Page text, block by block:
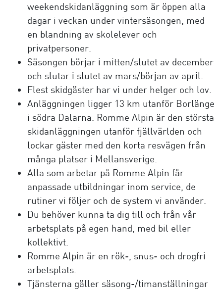
weekendskidanläggning som är öppen alla
dagar i veckan under vintersäsongen, med
en blandning av skolelever och
privatpersoner.
Säsongen börjar i mitten/slutet av december
och slutar i slutet av mars/början av april.
Flest skidgäster har vi under helger och lov.
Anläggningen ligger 13 km utanför Borlänge
i södra Dalarna. Romme Alpin är den största
skidanläggningen utanför fjällvärlden och
lockar gäster med den korta resvägen från
många platser i Mellansverige.
Alla som arbetar på Romme Alpin får
anpassade utbildningar inom service, de
rutiner vi följer och de system vi använder.
Du behöver kunna ta dig till och från vår
arbetsplats på egen hand, med bil eller
kollektivt.
Romme Alpin är en rök-, snus- och drogfri
arbetsplats.
Tjänsterna gäller säsong-/timanställningar